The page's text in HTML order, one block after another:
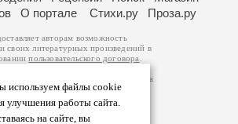
используем файлы cookie
улучшения работы сайта.
на сайте, вы
О портале Стихи.ру Проза.ру
авторам возможность
своих литературных произведений в
пользовательского договора
произведения принадлежат авторам
. Перепечатка произведений возможна
автора, к которому вы можете
странице. Ответственность за
несут самостоятельно на
изаконодательства